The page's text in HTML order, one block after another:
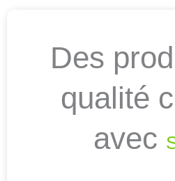
Des
qualité
avec